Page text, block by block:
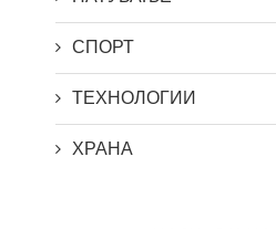
СПОРТ
ТЕХНОЛОГИИ
ХРАНА